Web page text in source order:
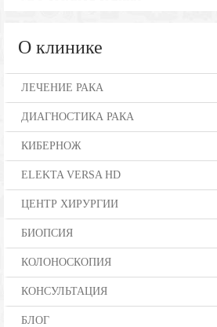
О клинике
ЛЕЧЕНИЕ РАКА
ДИАГНОСТИКА РАКА
КИБЕРНОЖ
ELEKTA VERSA HD
ЦЕНТР ХИРУРГИИ
БИОПСИЯ
КОЛОНОСКОПИЯ
КОНСУЛЬТАЦИЯ
БЛОГ